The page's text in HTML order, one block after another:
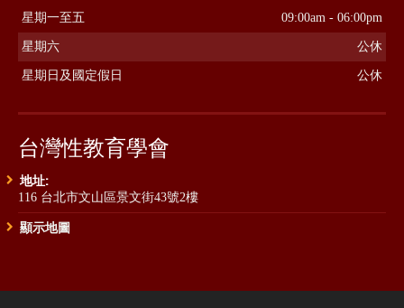
星期一至五 09:00am - 06:00pm
星期六 公休
星期日及國定假日 公休
台灣性教育學會
地址:
116 台北市文山區景文街43號2樓
顯示地圖